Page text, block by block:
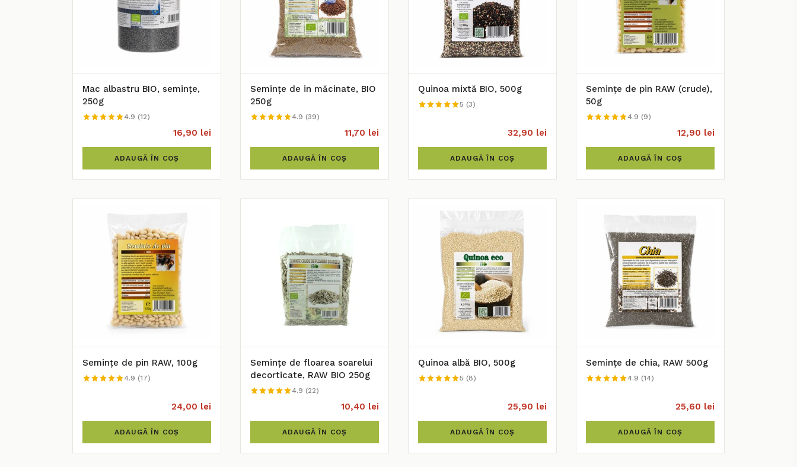
Mac albastru BIO, semințe,
250g
4.9 (12)
16,90 lei
ADAUGĂ ÎN COȘ
Semințe de in măcinate, BIO
250g
4.9 (39)
11,70 lei
ADAUGĂ ÎN COȘ
Quinoa mixtă BIO, 500g
5 (3)
32,90 lei
ADAUGĂ ÎN COȘ
Semințe de pin RAW (crude),
50g
4.9 (9)
12,90 lei
ADAUGĂ ÎN COȘ
Semințe de pin RAW, 100g
4.9 (17)
24,00 lei
ADAUGĂ ÎN COȘ
Semințe de floarea soarelui
decorticate, RAW BIO 250g
4.9 (22)
10,40 lei
ADAUGĂ ÎN COȘ
Quinoa albă BIO, 500g
5 (8)
25,90 lei
ADAUGĂ ÎN COȘ
Semințe de chia, RAW 500g
4.9 (14)
25,60 lei
ADAUGĂ ÎN COȘ